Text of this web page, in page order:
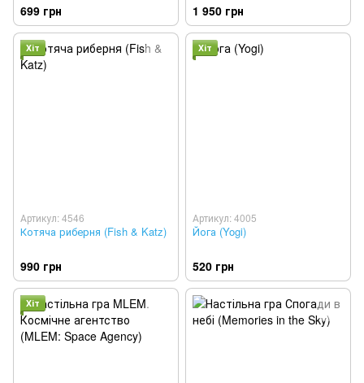
699 грн 1 950 грн
Хіт
Артикул: 4546
Котяча риберня (Fish & Katz)
990 грн
Хіт
Артикул: 4005
Йога (Yogi)
520 грн
Хіт